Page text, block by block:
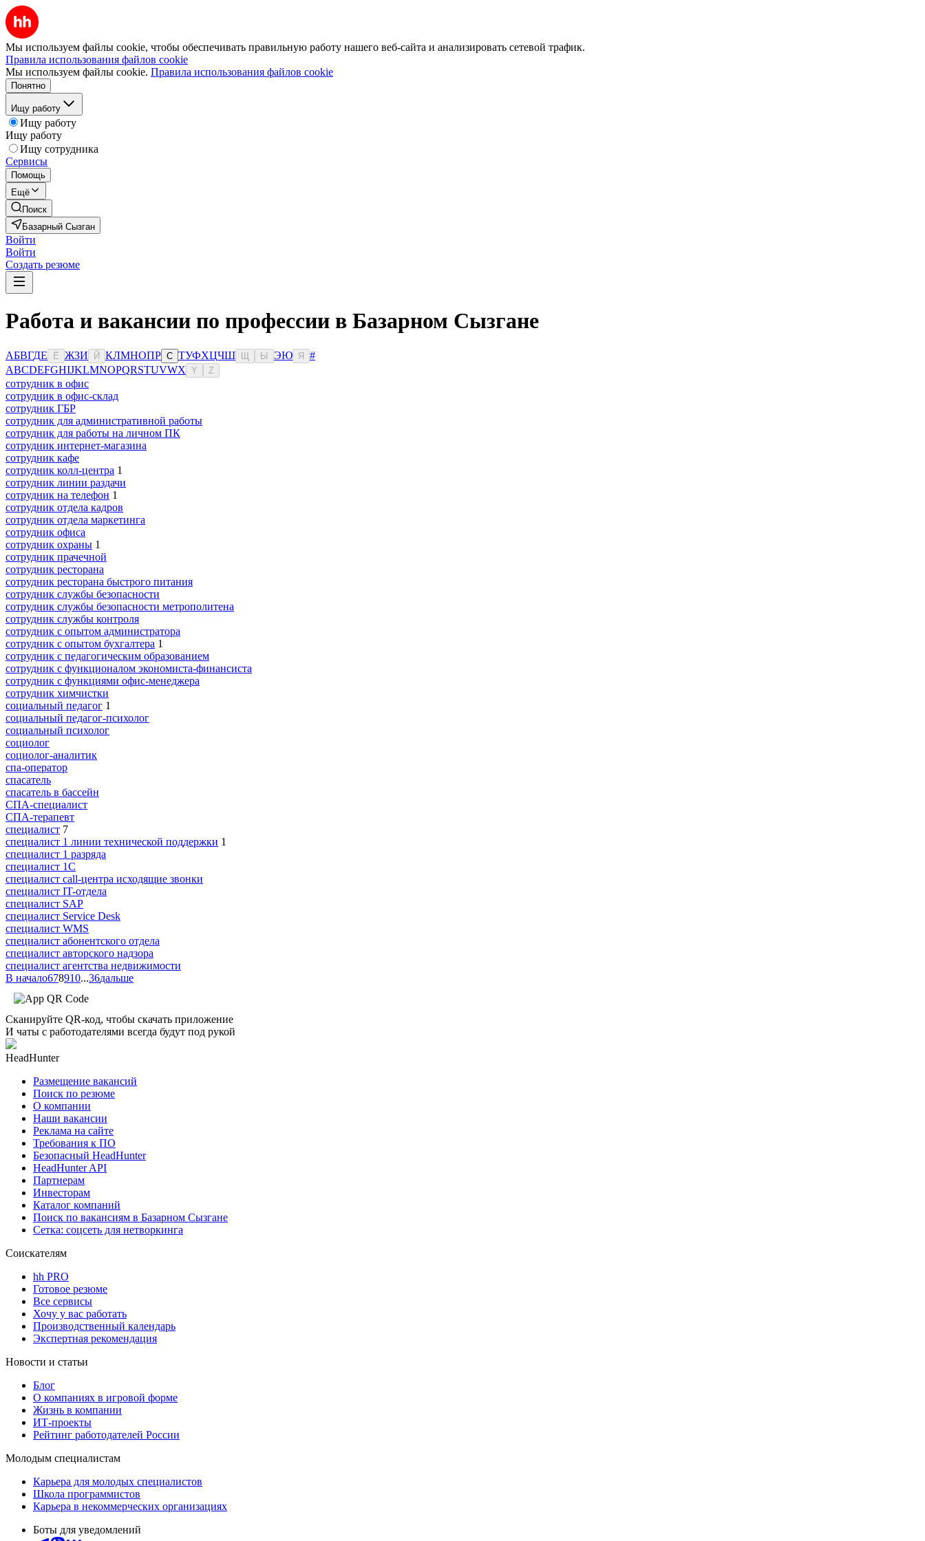
Мы используем файлы cookie, чтобы обеспечивать правильную работу нашего веб-сайта и анализировать сетевой трафик.
Правила использования файлов cookie
Мы используем файлы cookie. Правила использования файлов cookie
Понятно
Ищу работу
Ищу работу
Ищу работу
Ищу сотрудника
Сервисы
Помощь
Ещё
Поиск
Базарный Сызган
Войти
Войти
Создать резюме
Работа и вакансии по профессии в Базарном Сызгане
АБВГДЕ Ё ЖЗИ Й КЛМНОПР С ТУФХЦЧШ Ы ЭЮ Я
#
ABCDEFGHIJKLMNOPQRSTUVWX Y Z
сотрудник в офис
сотрудник в офис-склад
сотрудник ГБР
сотрудник для административной работы
сотрудник для работы на личном ПК
сотрудник интернет-магазина
сотрудник кафе
сотрудник колл-центра 1
сотрудник линии раздачи
сотрудник на телефон 1
сотрудник отдела кадров
сотрудник отдела маркетинга
сотрудник офиса
сотрудник охраны 1
сотрудник прачечной
сотрудник ресторана
сотрудник ресторана быстрого питания
сотрудник службы безопасности
сотрудник службы безопасности метрополитена
сотрудник службы контроля
сотрудник с опытом администратора
сотрудник с опытом бухгалтера 1
сотрудник с педагогическим образованием
сотрудник с функционалом экономиста-финансиста
сотрудник с функциями офис-менеджера
сотрудник химчистки
социальный педагог 1
социальный педагог-психолог
социальный психолог
социолог
социолог-аналитик
спа-оператор
спасатель
спасатель в бассейн
СПА-специалист
СПА-терапевт
специалист 7
специалист 1 линии технической поддержки 1
специалист 1 разряда
специалист 1С
специалист call-центра исходящие звонки
специалист IT-отдела
специалист SAP
специалист Service Desk
специалист WMS
специалист абонентского отдела
специалист авторского надзора
специалист агентства недвижимости
В начало678910...36дальше
Сканируйте QR-код, чтобы скачать приложение
И чаты с работодателями всегда будут под рукой
HeadHunter
Размещение вакансий
Поиск по резюме
О компании
Наши вакансии
Реклама на сайте
Требования к ПО
Безопасный HeadHunter
HeadHunter API
Партнерам
Инвесторам
Каталог компаний
Поиск по вакансиям в Базарном Сызгане
Сетка: соцсеть для нетворкинга
Соискателям
hh PRO
Готовое резюме
Все сервисы
Хочу у вас работать
Производственный календарь
Экспертная рекомендация
Новости и статьи
Блог
О компаниях в игровой форме
Жизнь в компании
ИТ-проекты
Рейтинг работодателей России
Молодым специалистам
Карьера для молодых специалистов
Школа программистов
Карьера в некоммерческих организациях
Боты для уведомлений